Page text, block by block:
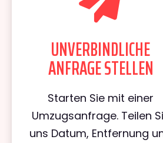
UNVERBINDLICHE
ANFRAGE STELLEN
Starten Sie mit einer
Umzugsanfrage. Teilen
uns Datum, Entfernung